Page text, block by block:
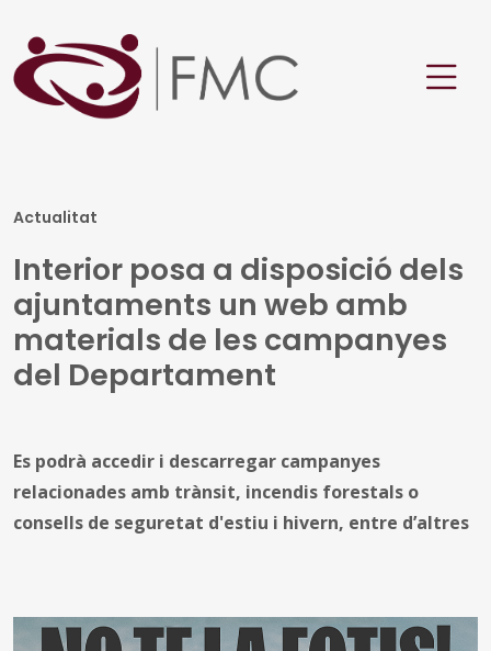
Actualitat
Interior posa a disposició dels
ajuntaments un web amb
materials de les campanyes
del Departament
Es podrà accedir i descarregar campanyes
relacionades amb trànsit, incendis forestals o
consells de seguretat d'estiu i hivern, entre d’altres